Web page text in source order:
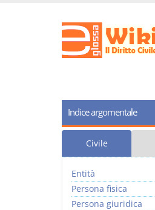
Indice argomentale
Civile
Entità
Persona fisica
Persona giuridica